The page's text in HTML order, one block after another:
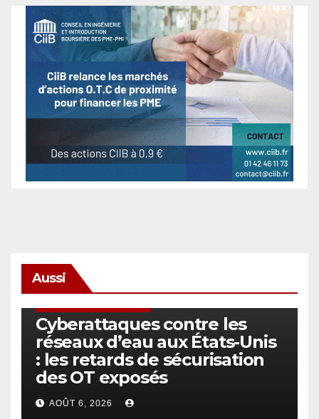
Aussi
Cyberattaques contre les
réseaux d’eau aux États-Unis
: les retards de sécurisation
des OT exposés
AOÛT 6, 2026